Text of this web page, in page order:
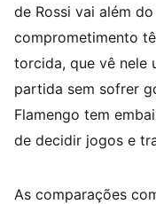
de Rossi vai além
comprometimento
torcida, que vê nele
partida sem sofrer
Flamengo tem
de decidir jogos e
As comparações